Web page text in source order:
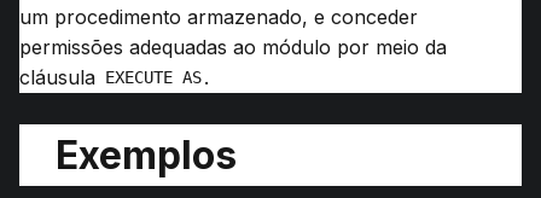
um procedimento armazenado, e conceder
permissões adequadas ao módulo por meio da
cláusula
EXECUTE AS .
Exemplos